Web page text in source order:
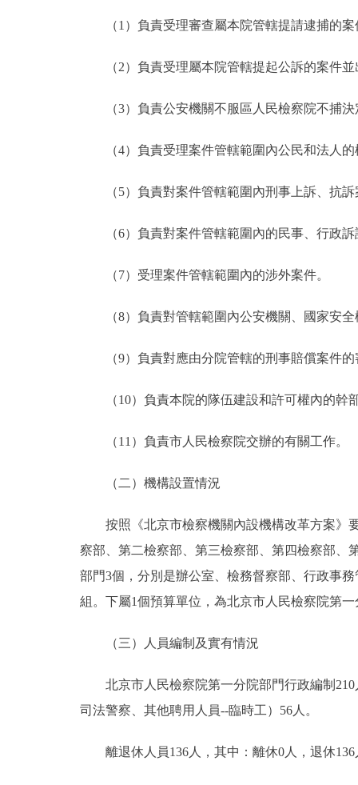
（1）負責受理審查屬本院管轄提請逮捕的案
（2）負責受理屬本院管轄提起公訴的案件並
（3）負責公安機關不服區人民檢察院不捕決
（4）負責受理案件管轄範圍內公民和法人的
（5）負責對案件管轄範圍內刑事上訴、抗訴
（6）負責對案件管轄範圍內的民事、行政訴
（7）受理案件管轄範圍內的涉外案件。
（8）負責對管轄範圍內公安機關、國家安全
（9）負責對應由分院管轄的刑事賠償案件的
（10）負責本院的隊伍建設和許可權內的幹
（11）負責市人民檢察院交辦的有關工作。
（二）機構設置情況
按照《北京市檢察機關內設機構改革方案》要
察部、第二檢察部、第三檢察部、第四檢察部、
部門3個，分別是辦公室、檢務督察部、行政事
組。下屬1個預算單位，為北京市人民檢察院第
（三）人員編制及實有情況
北京市人民檢察院第一分院部門行政編制210
司法警察、其他聘用人員--臨時工）56人。
離退休人員136人，其中：離休0人，退休136